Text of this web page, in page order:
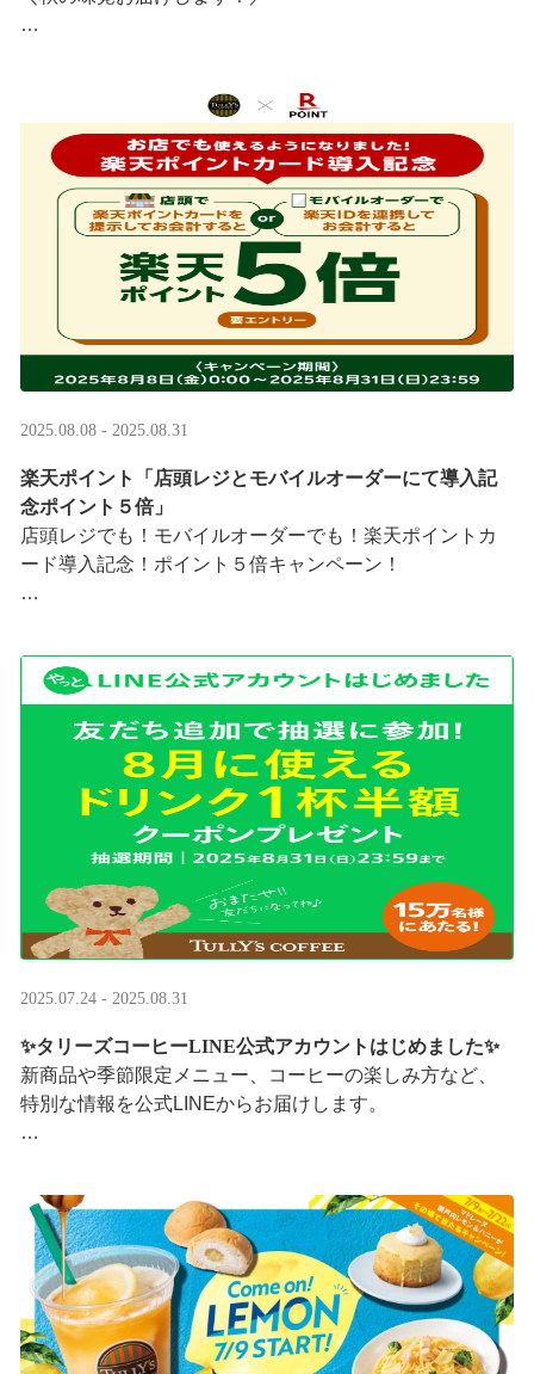
実りの秋らしいほっこりフードも続々登場です♪
涼しい店内で一足早い秋の訪 ···
2025.08.08 - 2025.08.31
楽天ポイント「店頭レジとモバイルオーダーにて導入記
念ポイント５倍」
店頭レジでも！モバイルオーダーでも！楽天ポイントカ
ード導入記念！ポイント５倍キャンペーン！
8/8（金）0:00～8/31 ···
2025.07.24 - 2025.08.31
✨タリーズコーヒーLINE公式アカウントはじめました✨
新商品や季節限定メニュー、コーヒーの楽しみ方など、
特別な情報を公式LINEからお届けします。
···